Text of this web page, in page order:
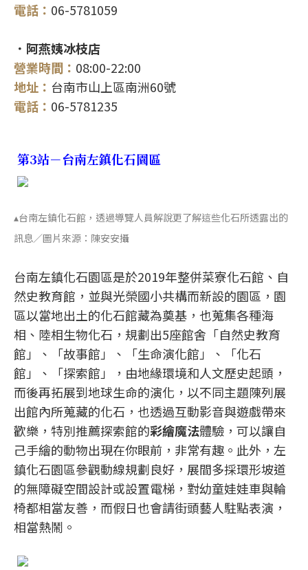
電話： 06-5781059
．阿燕姨冰枝店
營業時間： 08:00-22:00
地址： 台南市山上區南洲60號
電話： 06-5781235
第3站－台南左鎮化石園區
▴台南左鎮化石館，透過導覽人員解說更了解這些化石所透露出的
訊息／圖片來源：陳安安攝
台南左鎮化石園區是於2019年整併菜寮化石館、自
然史教育館，並與光榮國小共構而新設的園區，園
區以當地出土的化石館藏為奠基，也蒐集各種海
相、陸相生物化石，規劃出5座館舍「自然史教育
館」、「故事館」、「生命演化館」、「化石
館」、「探索館」，由地緣環境和人文歷史起頭，
而後再拓展到地球生命的演化，以不同主題陳列展
出館內所蒐藏的化石，也透過互動影音與遊戲帶來
歡樂，特別推薦探索館的彩繪魔法體驗，可以讓自
己手繪的動物出現在你眼前，非常有趣。此外，左
鎮化石園區參觀動線規劃良好，展間多採環形坡道
的無障礙空間設計或設置電梯，對幼童娃娃車與輪
椅都相當友善，而假日也會請街頭藝人駐點表演，
相當熱鬧。